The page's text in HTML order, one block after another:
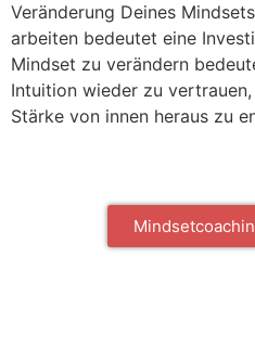
Veränderung Deines
arbeiten bedeutet eine
Mindset zu verändern
Intuition wieder zu
Stärke von innen heraus zu